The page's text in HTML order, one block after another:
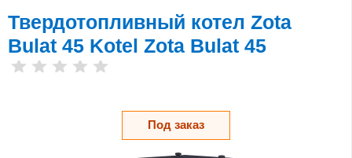
Твердотопливный котел Zota
Bulat 45 Kotel Zota Bulat 45
Под заказ